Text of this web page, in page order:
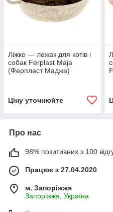
Ліжко — лежак для котів і
собак Ferplast Maja
(Ферпласт Маджа)
Ціну уточнюйте
Про нас
98% позитивних з 100
Працює з 27.04.2020
м. Запоріжжя
Запоріжжя, Україна